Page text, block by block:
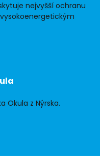
nejvyšší ochranu
Okula z Nýrska.